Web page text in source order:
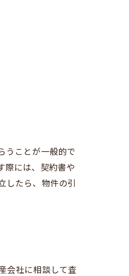
うことが一般的で
際には、契約書や
したら、物件の引
会社に相談して査